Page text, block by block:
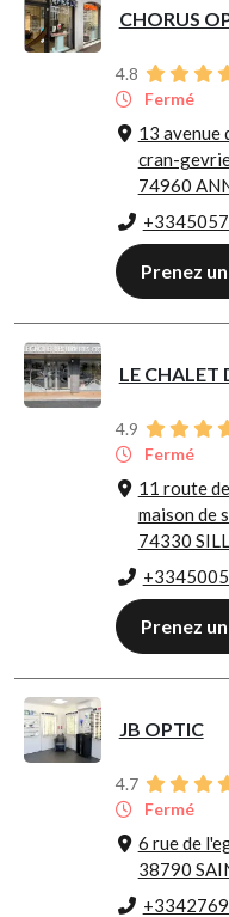
CHORUS
4.8
Fermé
13 avenue
cran-
74960
Prenez
LE CHALET
4.9
Fermé
11 route
maison de
74330
Prenez
JB OPTIC
4.7
Fermé
6 rue de
38790